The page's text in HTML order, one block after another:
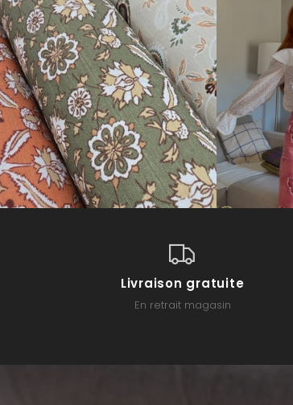
Livraison gratuite
En retrait magasin